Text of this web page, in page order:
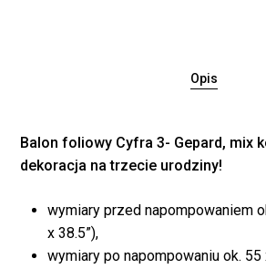
Opis
Balon foliowy Cyfra 3- Gepard, mix
dekoracja na trzecie urodziny!
wymiary przed napompowaniem
x 38.5”),
wymiary po napompowaniu ok.